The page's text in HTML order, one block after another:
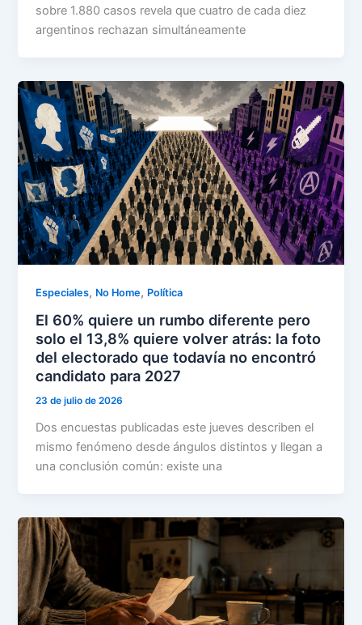
sobre 1.880 casos revela que cuatro de cada diez
argentinos rechazan simultáneamente
Especiales, No Home, Política
El 60% quiere un rumbo diferente pero
solo el 13,8% quiere volver atrás: la foto
del electorado que todavía no encontró
candidato para 2027
23 de julio de 2026
Dos encuestas publicadas este jueves describen el
mismo fenómeno desde ángulos distintos y llegan a
una conclusión común: existe una